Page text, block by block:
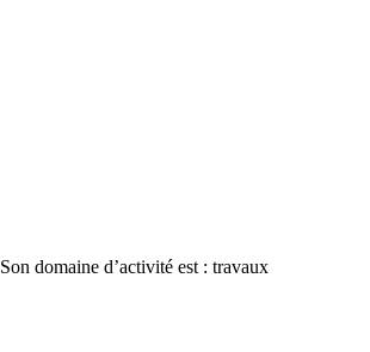
Son domaine d’activité est : travaux